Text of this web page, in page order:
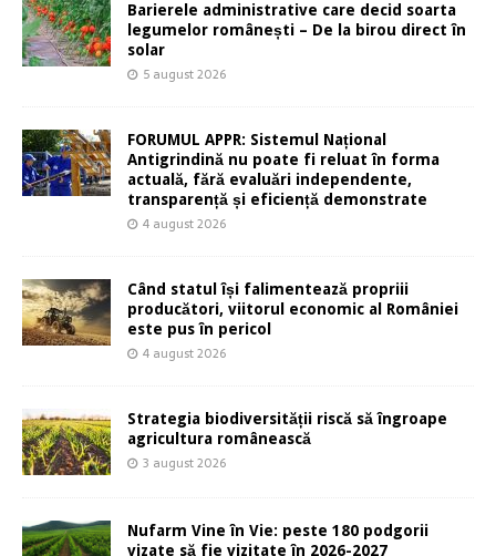
Barierele administrative care decid soarta
legumelor românești – De la birou direct în
solar
5 august 2026
FORUMUL APPR: Sistemul Național
Antigrindină nu poate fi reluat în forma
actuală, fără evaluări independente,
transparență și eficiență demonstrate
4 august 2026
Când statul își falimentează propriii
producători, viitorul economic al României
este pus în pericol
4 august 2026
Strategia biodiversității riscă să îngroape
agricultura românească
3 august 2026
Nufarm Vine în Vie: peste 180 podgorii
vizate să fie vizitate în 2026-2027